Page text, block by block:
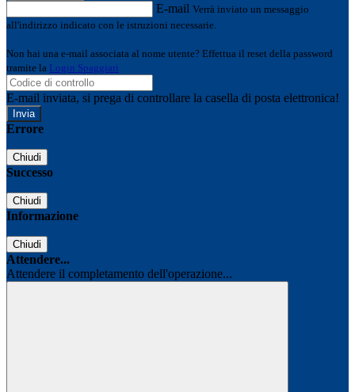
E-mail Verrà inviato un messaggio
all'indirizzo indicato con le istruzioni necessarie.
Non hai una e-mail associata al nome utente? Effettua il reset della password
tramite la Login Spaggiari
E-mail inviata, si prega di controllare la casella di posta elettronica!
Errore
Chiudi
Successo
Chiudi
Informazione
Chiudi
Attendere...
Attendere il completamento dell'operazione...